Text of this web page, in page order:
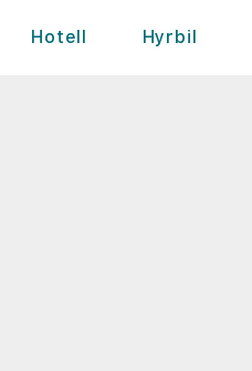
Hotell Hyrbil